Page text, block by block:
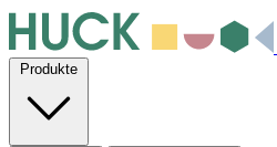
Produkte